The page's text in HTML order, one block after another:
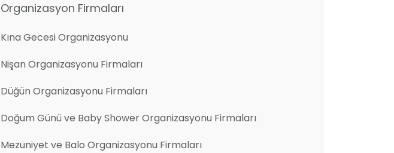
Organizasyon Firmaları
Kına Gecesi Organizasyonu
Nişan Organizasyonu Firmaları
Düğün Organizasyonu Firmaları
Doğum Günü ve Baby Shower Organizasyonu Firmaları
Mezuniyet ve Balo Organizasyonu Firmaları